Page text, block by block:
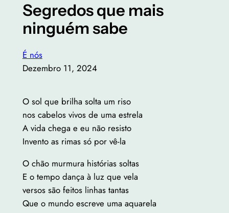
Segredos que mais
ninguém sabe
É nós
Dezembro 11, 2024
O sol que brilha solta um riso
nos cabelos vivos de uma estrela
A vida chega e eu não resisto
Invento as rimas só por vê-la
O chão murmura histórias soltas
E o tempo dança à luz que vela
versos são feitos linhas tantas
Que o mundo escreve uma aquarela